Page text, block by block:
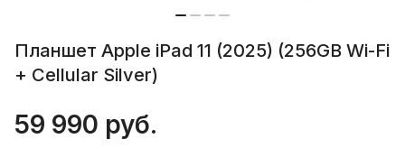
Планшет Apple iPad 11 (2025) (256GB Wi-Fi
+ Cellular Silver)
59 990 руб.